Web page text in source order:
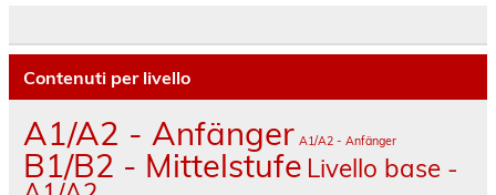
Contenuti per livello
A1/A2 - Anfänger A1/A2 - Anfänger
B1/B2 - Mittelstufe Livello base -